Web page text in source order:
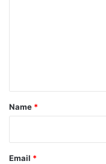
*
Name *
Email *